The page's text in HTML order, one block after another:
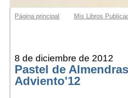
Página principal Mis Libros
8 de diciembre de 2012
Pastel de
Adviento'12